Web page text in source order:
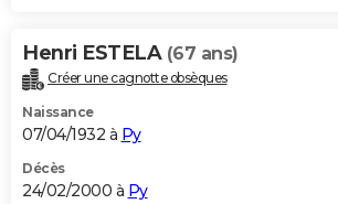
Henri ESTELA (67 ans)
Créer une cagnotte obsèques
Naissance
07/04/1932 à Py
Décès
24/02/2000 à Py